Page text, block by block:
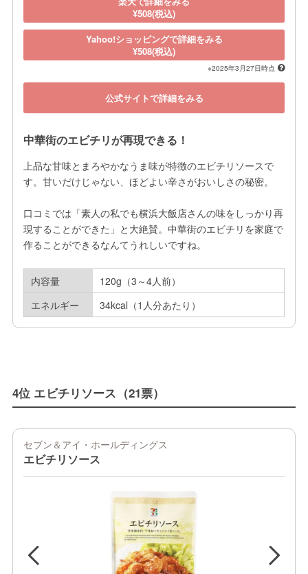
¥508(税込)
Yahoo!ショッピングで詳細をみる
¥508(税込)
※2025年3月27日時点
公式サイトで詳細をみる
中華街のエビチリが再現できる！
上品な甘味とまろやかなうま味が特徴のエビチリソースで
す。甘いだけじゃない、ほどよい辛さがおいしさの秘密。
口コミでは「素人の私でも横浜大飯店さんの味をしっかり再
現することができた」と大絶賛。中華街のエビチリを家庭で
作ることができるなんてうれしいですね。
内容量
120g（3～4人前）
エネルギー
34kcal（1人分あたり）
4位 エビチリソース（21票）
セブン＆アイ・ホールディングス
エビチリソース